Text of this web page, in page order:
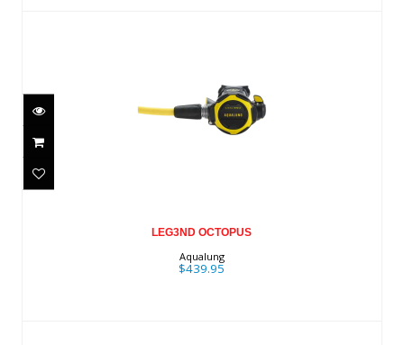
LEG3ND OCTOPUS
LEG3ND OCTOPUS
Aqualung
$439.95